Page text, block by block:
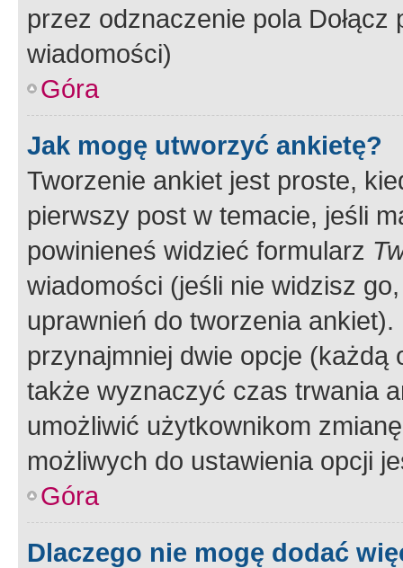
przez odznaczenie pola
wiadomości)
Góra
Jak mogę utworzyć ankietę?
Tworzenie ankiet jest proste,
pierwszy post w temacie, jeśli
powinieneś widzieć formularz
wiadomości (jeśli nie widzisz
uprawnień do tworzenia
przynajmniej dwie opcje
także wyznaczyć czas trwania
umożliwić użytkownikom
możliwych do ustawienia opcji
Góra
Dlaczego nie mogę dodać